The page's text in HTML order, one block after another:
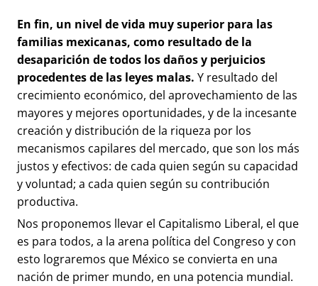
En fin, un nivel de vida muy superior para las
familias mexicanas, como resultado de la
desaparición de todos los daños y perjuicios
procedentes de las leyes malas. Y resultado del
crecimiento económico, del aprovechamiento de las
mayores y mejores oportunidades, y de la incesante
creación y distribución de la riqueza por los
mecanismos capilares del mercado, que son los más
justos y efectivos: de cada quien según su capacidad
y voluntad; a cada quien según su contribución
productiva.
Nos proponemos llevar el Capitalismo Liberal, el que
es para todos, a la arena política del Congreso y con
esto lograremos que México se convierta en una
nación de primer mundo, en una potencia mundial.